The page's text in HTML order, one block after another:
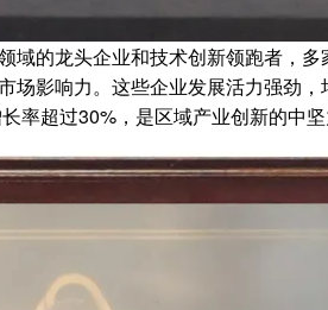
的龙头企业和技术创新领跑者，
影响力。这些企业发展活力强劲，
率超过30%，是区域产业创新的中坚